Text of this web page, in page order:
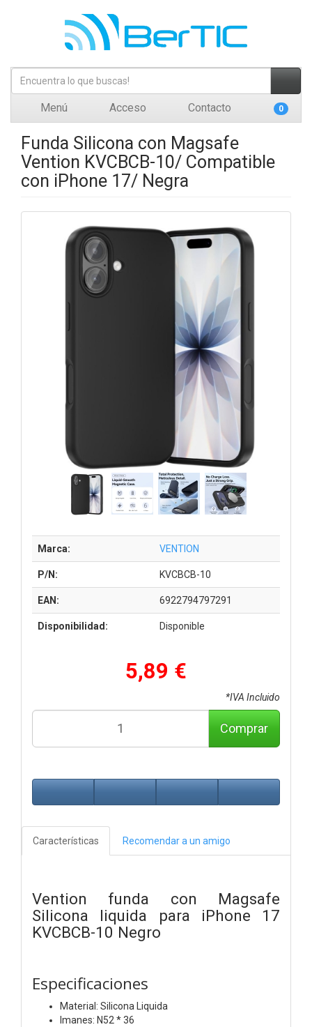
Menú Acceso Contacto 0
Funda Silicona con Magsafe
Vention KVCBCB-10/ Compatible
con iPhone 17/ Negra
Marca: VENTION
P/N: KVCBCB-10
EAN: 6922794797291
Disponibilidad: Disponible
5,89 €
*IVA Incluido
Comprar
Características Recomendar a un amigo
Vention funda con Magsafe
Silicona liquida para iPhone 17
KVCBCB-10 Negro
Especificaciones
Material: Silicona Liquida
Imanes: N52 * 36